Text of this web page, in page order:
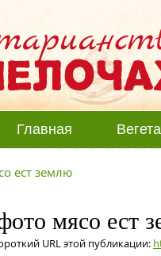
Главная
ест землю
мясо ест
URL этой публикации: